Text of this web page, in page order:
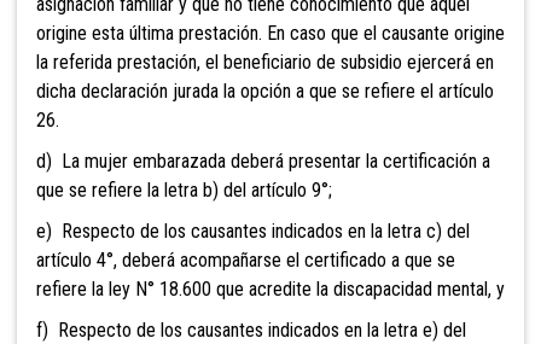
origine esta última prestación. En caso que el causante origine
la referida prestación, el beneficiario de subsidio ejercerá en
dicha declaración jurada la opción a que se refiere el artículo
26.
d) La mujer embarazada deberá presentar la certificación a
que se refiere la letra b) del artículo 9°;
e) Respecto de los causantes indicados en la letra c) del
artículo 4°, deberá acompañarse el certificado a que se
refiere la ley N° 18.600 que acredite la discapacidad mental, y
f) Respecto de los causantes indicados en la letra e) del